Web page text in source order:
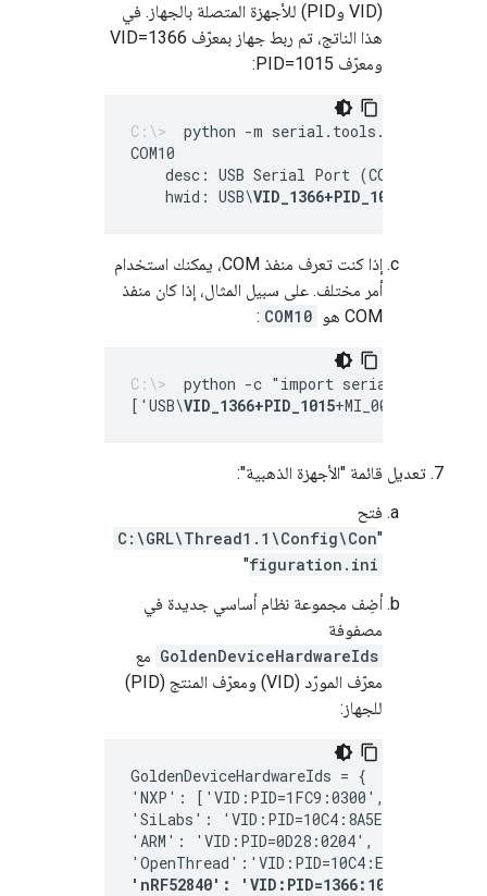
(VID وPID) للأجهزة المتصلة بالجهاز. في
هذا الناتج، تم ربط جهاز بمعرّف VID=1366
ومعرّف PID=1015:
python -m serial.tools.list_ports
    desc: USB Serial Port (COM10)
    hwid: USB\
VID_1366+PID_1015
إذا كنت تعرف منفذ COM، يمكنك استخدام
أمر مختلف. على سبيل المثال، إذا كان منفذ
COM هو
COM10
:
python -c "import
['USB\VID_1366+PID_1015+MI_00']
تعديل قائمة "الأجهزة الذهبية":
فتح
"
C:\GRL\Thread1.1\Config\Con
figuration.ini
"
أضِف مجموعة نظام أساسي جديدة في
مصفوفة
GoldenDeviceHardwareIds مع
معرّف المورّد (VID) ومعرّف المنتج (PID)
للجهاز:
GoldenDeviceHardwareIds = {
'NXP':
'SiLabs': 'VID:PID=10C4:8A5E',
'ARM': 'VID:PID=0D28:0204',
'OpenThread':'VID:PID=10C4:EA60',
'nRF52840': 'VID:PID=1366:1015'